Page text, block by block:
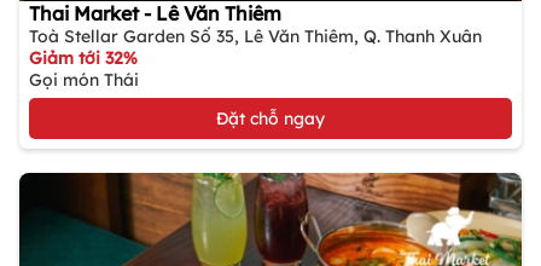
Thai Market - Lê Văn Thiêm
Toà Stellar Garden Số 35, Lê Văn Thiêm, Q. Thanh Xuân
Giảm tới 32%
Gọi món Thái
Đặt chỗ ngay